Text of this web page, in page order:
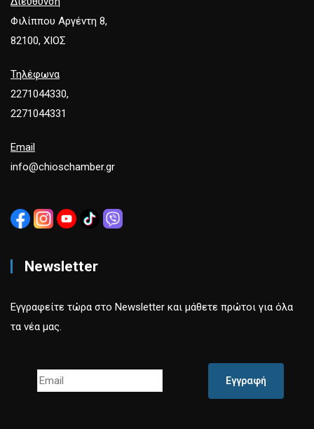
Φιλίππου Αργέντη 8,
82100, ΧΙΟΣ
Τηλέφωνα
2271044330,
2271044331
Email
info@chioschamber.gr
Newsletter
Εγγραφείτε τώρα στο Newsletter και μάθετε πρώτοι για όλα
τα νέα μας.
Εγγραφή